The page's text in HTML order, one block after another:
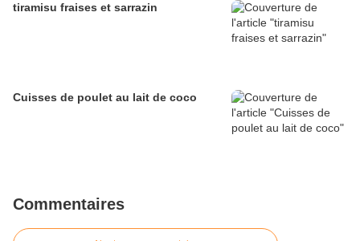
tiramisu fraises et sarrazin
Cuisses de poulet au lait de coco
Commentaires